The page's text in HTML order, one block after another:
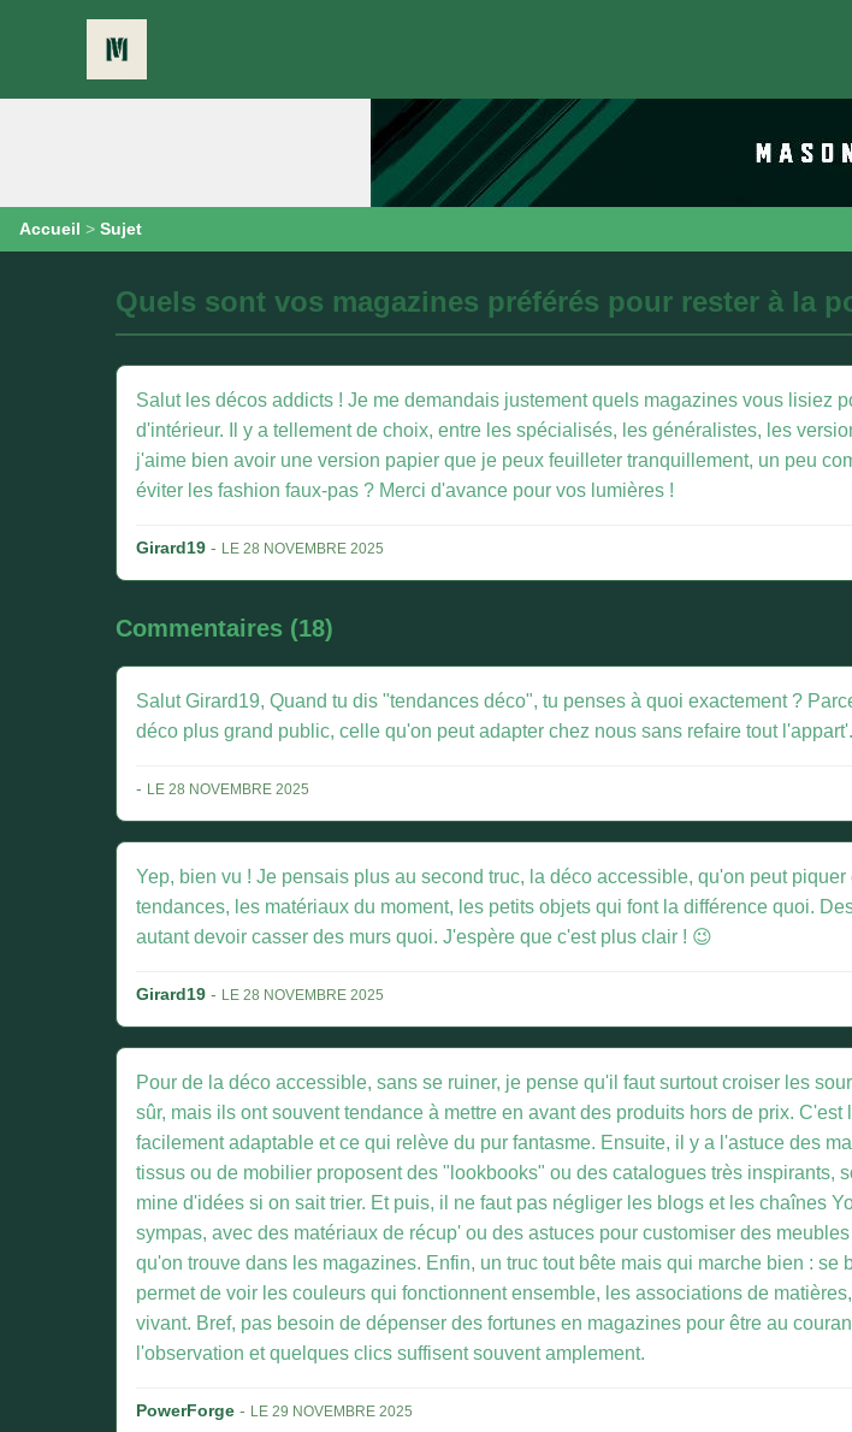
Accueil > Sujet
Quels sont vos magazines préférés pour rester à la
Salut les décos addicts ! Je me demandais justement quels magazines vous lisiez
d'intérieur. Il y a tellement de choix, entre les spécialisés, les généralistes, les
j'aime bien avoir une version papier que je peux feuilleter tranquillement, un peu
éviter les fashion faux-pas ? Merci d'avance pour vos lumières !
Girard19 - LE 28 NOVEMBRE 2025
Commentaires (18)
Salut Girard19, Quand tu dis "tendances déco", tu penses à quoi exactement ?
déco plus grand public, celle qu'on peut adapter chez nous sans refaire tout
- LE 28 NOVEMBRE 2025
Yep, bien vu ! Je pensais plus au second truc, la déco accessible, qu'on peut
tendances, les matériaux du moment, les petits objets qui font la différence quoi.
autant devoir casser des murs quoi. J'espère que c'est plus clair ! 😉
Girard19 - LE 28 NOVEMBRE 2025
Pour de la déco accessible, sans se ruiner, je pense qu'il faut surtout croiser les
sûr, mais ils ont souvent tendance à mettre en avant des produits hors de prix.
facilement adaptable et ce qui relève du pur fantasme. Ensuite, il y a l'astuce des
tissus ou de mobilier proposent des "lookbooks" ou des catalogues très inspirants,
mine d'idées si on sait trier. Et puis, il ne faut pas négliger les blogs et les chaînes
sympas, avec des matériaux de récup' ou des astuces pour customiser des
qu'on trouve dans les magazines. Enfin, un truc tout bête mais qui marche bien :
permet de voir les couleurs qui fonctionnent ensemble, les associations de
vivant. Bref, pas besoin de dépenser des fortunes en magazines pour être au
l'observation et quelques clics suffisent souvent amplement.
PowerForge - LE 29 NOVEMBRE 2025